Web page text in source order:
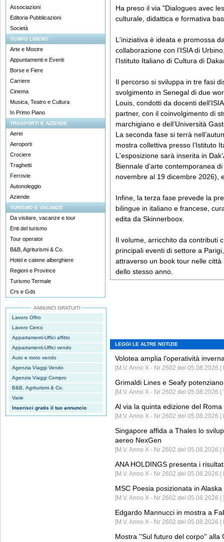
Associazioni
Editoria Pubblicazioni
Società
TEMPO LIBERO
Arte e Mostre
Appuntamenti e Eventi
Borse e Fiere
Carriere
Cinema
Musica, Teatro e Cultura
In Primo Piano
TRASPORTI E AZIENDE
Aerei
Aeroporti
Crociere
Traghetti
Ferrovie
Autonoleggio
Aziende
TURISMO E VACANZE
Da visitare, vacanze e tour
Enti del turismo
Tour operator
B&B, Agriturismi & Co.
Hotel e catene alberghiere
Regioni e Province
Turismo Termale
Crs e Gds
ANNUNCI GRATUITI
Lavoro Offro
Lavoro Cerco
Appartamenti-Uffici affitto
Appartamenti-Uffici vendo
Auto e moto vendo
Agenzia Viaggi Vendo
Agenzia Viaggi Compro
B&B, Agriturismi & Co.
Varie
Inserisci gratis il tuo annuncio
Ha preso il via "Dialogues avec
culturale, didattica e formativa
L'iniziativa è ideata e promossa
collaborazione con l’ISIA di
l’Istituto Italiano di Cultura di
Il percorso si sviluppa in tre fasi
svolgimento in Senegal di due
Louis, condotti da docenti
partner, con il coinvolgimento di
marchigiano e dell’Università
La seconda fase si terrà
mostra collettiva presso l’Istituto
L'esposizione sarà inserita in
Biennale d’arte contemporanea
novembre al 19 dicembre 2026),
Infine, la terza fase prevede la
bilingue in italiano e francese,
edita da Skinnerboox.
Il volume, arricchito da contributi
principali eventi di settore a
attraverso un book tour nelle
dello stesso anno.
LEGGI LE ALTRE NOTIZIE
Volotea amplia l'operatività
[M.V. Anno X - Nr 2602 del 05.08.2026 |
Grimaldi Lines e Seafy
[M.V. Anno X - Nr 2602 del 05.08.2026 |
Al via la quinta edizione del
[M.V. Anno X - Nr 2602 del 05.08.2026 |
Singapore affida a Thales lo
aereo NexGen
[M.V. Anno X - Nr 2602 del 05.08.2026
ANA HOLDINGS presenta i
[M.V. Anno X - Nr 2602 del 05.08.2026
MSC Poesia posizionata in
[M.V. Anno X - Nr 2602 del 05.08.2026 | ]
Edgardo Mannucci in mostra a
[M.V. Anno X - Nr 2602 del 05.08.2026 |
Mostra ''Sul futuro del corpo'' alla